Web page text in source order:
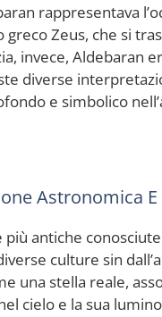
rappresentava
greco Zeus, che si
invece, Aldebaran
diverse
e simbolico
Astronomica
antiche
culture sin
una stella reale,
cielo e la sua